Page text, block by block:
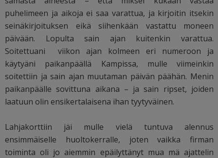
puhelimeen ja aikoja ei saa varattua, ja kirjoitin itsekin
seinäkirjoituksen eikä siihenkään vastattu moneen
päivään. Lopulta sain ajan kuitenkin varattua.
Soitettuani viikon ajan kolmeen eri numeroon ja
käytyäni paikanpäällä Kampissa, mulle viimeinkin
soitettiin ja sain ajan muutaman päivän päähän. Menin
paikanpäälle sovittuna aikana – ja sain ripset, joiden
laatuun olin ensikertalaisena ihan tyytyväinen.
Lahjakorttiin jäi mulle vielä tuntuva alennus
ensimmäiselle huoltokerralle, joten vaikka firman
toiminta oli jo aiemmin epäilyttänyt mua mä ajattelin